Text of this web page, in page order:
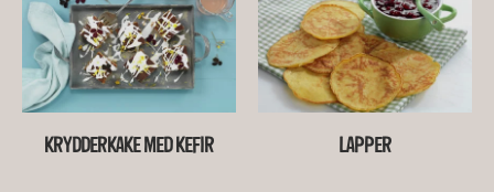
KRYDDERKAKE MED KEFIR LAPPER